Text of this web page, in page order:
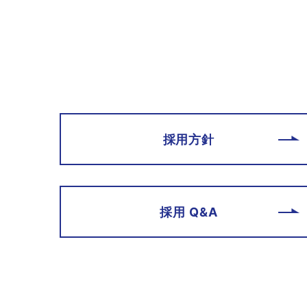
採用方針
採用 Q&A